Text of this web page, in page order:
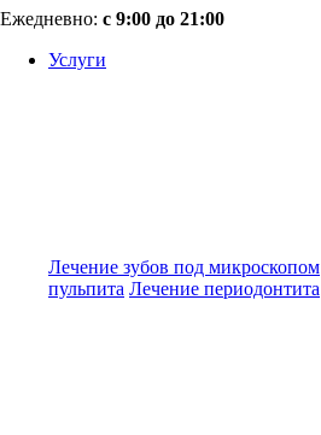
Ежедневно: с 9:00 до 21:00
Услуги
Лечение зубов под микроскопом
пульпита Лечение периодонтита